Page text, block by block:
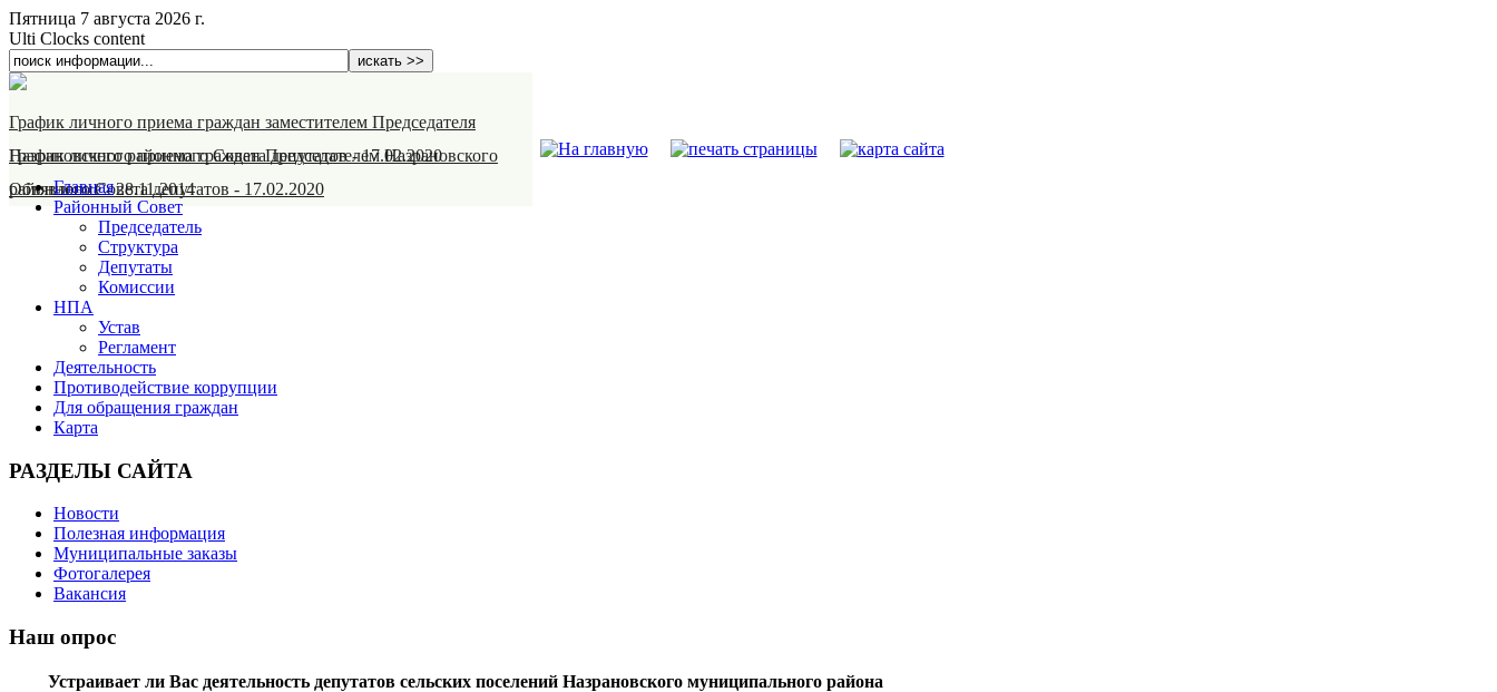
Пятница 7 августа 2026 г.
Ulti Clocks content
График личного приема граждан заместителем Председателя
Назрановского районного Совета депутатов-17.02.2020
График личного приема граждан Председателем Назрановского
районного Совета депутатов - 17.02.2020
Объявление-28.11.2014
Главная
Районный Совет
Председатель
Структура
Депутаты
Комиссии
НПА
Устав
Регламент
Деятельность
Противодействие коррупции
Для обращения граждан
Карта
РАЗДЕЛЫ САЙТА
Новости
Полезная информация
Муниципальные заказы
Фотогалерея
Вакансия
Наш опрос
Устраивает ли Вас деятельность депутатов сельских поселений Назрановского муниципального района